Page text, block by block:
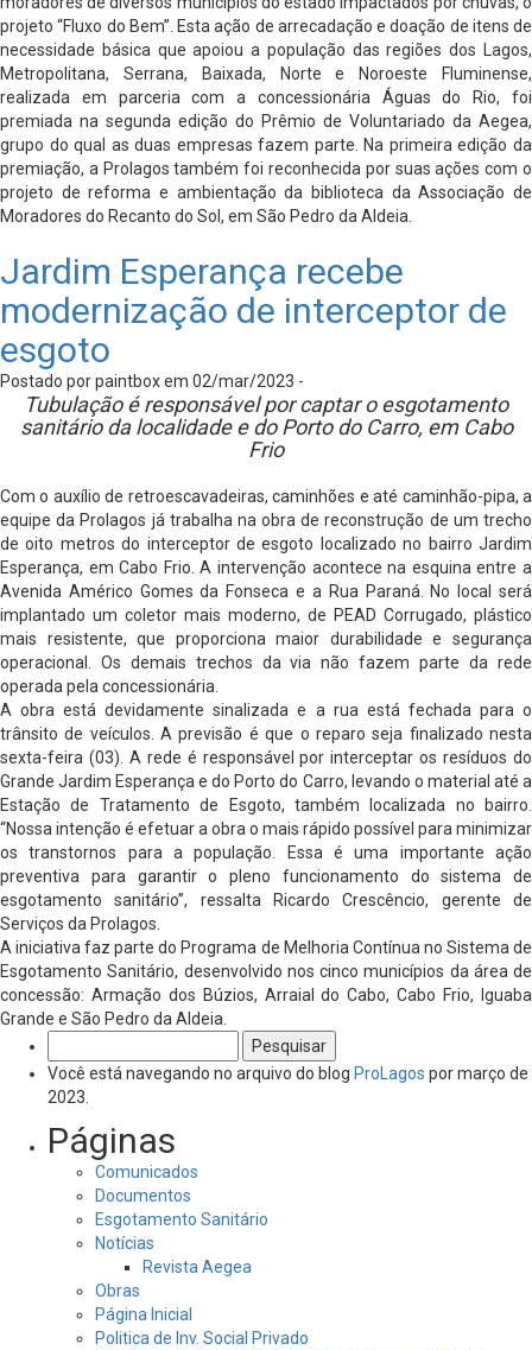
projeto “Fluxo do Bem”. Esta ação de arrecadação e doação de itens de
necessidade básica que apoiou a população das regiões dos Lagos,
Metropolitana, Serrana, Baixada, Norte e Noroeste Fluminense,
realizada em parceria com a concessionária Águas do Rio, foi
premiada na segunda edição do Prêmio de Voluntariado da Aegea,
grupo do qual as duas empresas fazem parte. Na primeira edição da
premiação, a Prolagos também foi reconhecida por suas ações com o
projeto de reforma e ambientação da biblioteca da Associação de
Moradores do Recanto do Sol, em São Pedro da Aldeia.
Jardim Esperança recebe
modernização de interceptor de
esgoto
Postado por paintbox em 02/mar/2023 -
Tubulação é responsável por captar o esgotamento
sanitário da localidade e do Porto do Carro, em Cabo
Frio
Com o auxílio de retroescavadeiras, caminhões e até caminhão-pipa, a
equipe da Prolagos já trabalha na obra de reconstrução de um trecho
de oito metros do interceptor de esgoto localizado no bairro Jardim
Esperança, em Cabo Frio. A intervenção acontece na esquina entre a
Avenida Américo Gomes da Fonseca e a Rua Paraná. No local será
implantado um coletor mais moderno, de PEAD Corrugado, plástico
mais resistente, que proporciona maior durabilidade e segurança
operacional. Os demais trechos da via não fazem parte da rede
operada pela concessionária.
A obra está devidamente sinalizada e a rua está fechada para o
trânsito de veículos. A previsão é que o reparo seja finalizado nesta
sexta-feira (03). A rede é responsável por interceptar os resíduos do
Grande Jardim Esperança e do Porto do Carro, levando o material até a
Estação de Tratamento de Esgoto, também localizada no bairro.
“Nossa intenção é efetuar a obra o mais rápido possível para minimizar
os transtornos para a população. Essa é uma importante ação
preventiva para garantir o pleno funcionamento do sistema de
esgotamento sanitário”, ressalta Ricardo Crescêncio, gerente de
Serviços da Prolagos.
A iniciativa faz parte do Programa de Melhoria Contínua no Sistema de
Esgotamento Sanitário, desenvolvido nos cinco municípios da área de
concessão: Armação dos Búzios, Arraial do Cabo, Cabo Frio, Iguaba
Grande e São Pedro da Aldeia.
por:
Você está navegando no arquivo do blog ProLagos por março de
2023.
Páginas
Comunicados
Documentos
Esgotamento Sanitário
Notícias
Revista Aegea
Obras
Página Inicial
Politica de Inv. Social Privado